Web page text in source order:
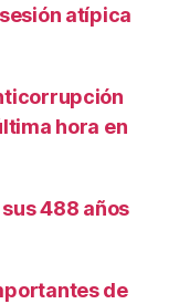
atípica
hora en
488 años
de